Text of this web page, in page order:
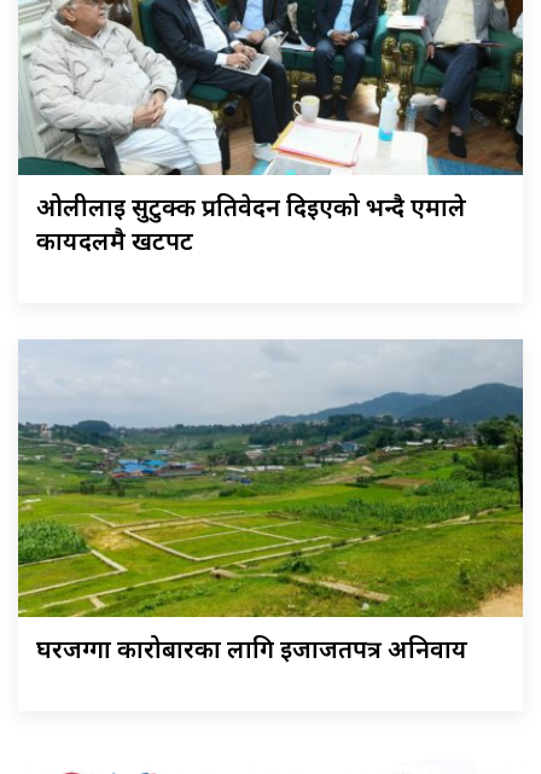
ओलीलाई सुटुक्क प्रतिवेदन दिइएको भन्दै एमाले
कार्यदलमै खटपट
घरजग्गा कारोबारका लागि इजाजतपत्र अनिवार्य